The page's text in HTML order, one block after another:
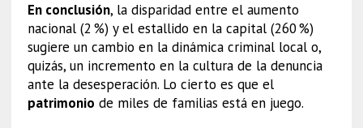
En conclusión, la disparidad entre el aumento
nacional (2 %) y el estallido en la capital (260 %)
sugiere un cambio en la dinámica criminal local o,
quizás, un incremento en la cultura de la denuncia
ante la desesperación. Lo cierto es que el
patrimonio de miles de familias está en juego.